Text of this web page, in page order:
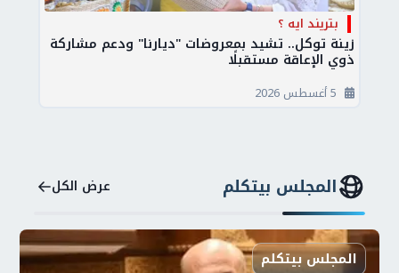
بتريند ايه ؟
زينة توكل.. تشيد بمعروضات "ديارنا" ودعم مشاركة
ذوي الإعاقة مستقبلًا
المجلس بيتكلم عرض الكل
المجلس بيتكلم